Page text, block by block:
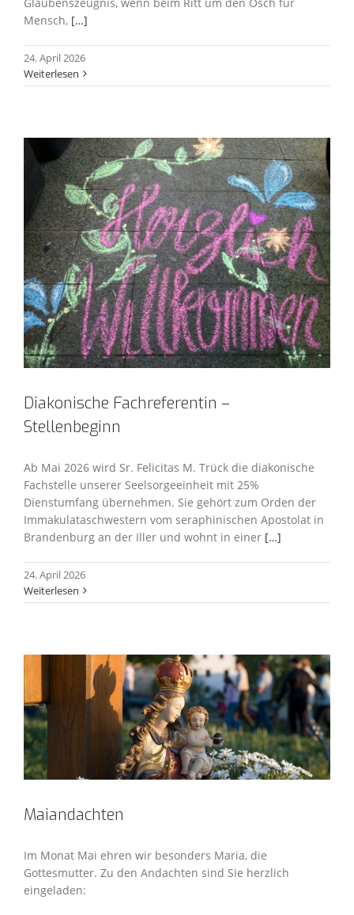
Mensch, […]
24. April 2026
Weiterlesen
Diakonische Fachreferentin –
Stellenbeginn
Ab Mai 2026 wird Sr. Felicitas M. Trück die diakonische
Fachstelle unserer Seelsorgeeinheit mit 25%
Dienstumfang übernehmen. Sie gehört zum Orden der
Immakulataschwestern vom seraphinischen Apostolat in
Brandenburg an der Iller und wohnt in einer […]
24. April 2026
Weiterlesen
Maiandachten
Im Monat Mai ehren wir besonders Maria, die
Gottesmutter. Zu den Andachten sind Sie herzlich
eingeladen: